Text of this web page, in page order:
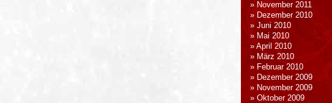
November 2011
Dezember 2010
Juni 2010
Mai 2010
April 2010
März 2010
Februar 2010
Dezember 2009
November 2009
Oktober 2009